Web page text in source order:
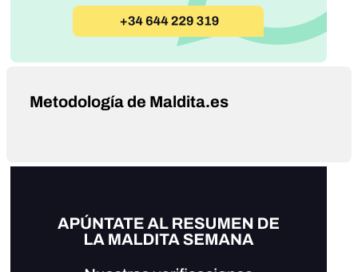
Metodología de Maldita.es